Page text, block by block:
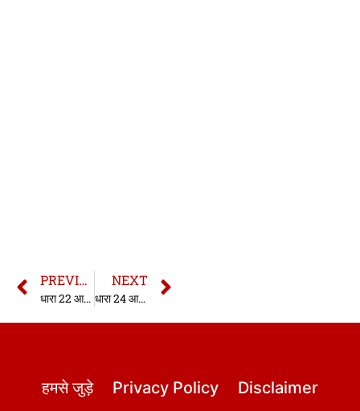
PREVIOUS
धारा 22 आर्म्स एक्ट | धारा 22 आयुध अधिनियम | 22 Arms Act in hindi
NEXT
धारा 24 आर्म्स एक्ट | धारा 24 आयुध अधिनियम | 24 Arms Act in hindi
हमसे जुड़े Privacy Policy Disclaimer